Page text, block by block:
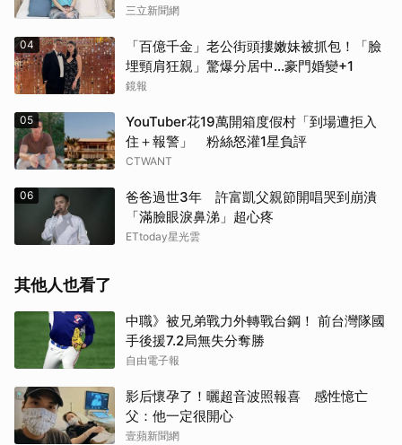
三立新聞網
04
「百億千金」老公街頭摟嫩妹被抓包！「臉
埋頸肩狂親」驚爆分居中...豪門婚變+1
鏡報
05
YouTuber花19萬開箱度假村「到場遭拒入
住＋報警」 粉絲怒灌1星負評
CTWANT
06
爸爸過世3年 許富凱父親節開唱哭到崩潰
「滿臉眼淚鼻涕」超心疼
ETtoday星光雲
其他人也看了
中職》被兄弟戰力外轉戰台鋼！ 前台灣隊國
手後援7.2局無失分奪勝
自由電子報
影后懷孕了！曬超音波照報喜 感性憶亡
父：他一定很開心
壹蘋新聞網